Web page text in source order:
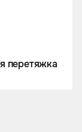
перетяжка